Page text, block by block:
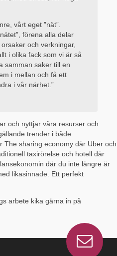
vårt eget ”nät”.
förena alla delar
och verkningar,
i olika fack som vi är så
samman saker till en
i mellan och få ett
i vår närhet.”
och nyttjar våra resurser och
trender i både
The sharing economy där Uber och
taxirörelse och hotell där
där du inte längre är
likasinnade. Ett perfekt
arbete kika gärna in på